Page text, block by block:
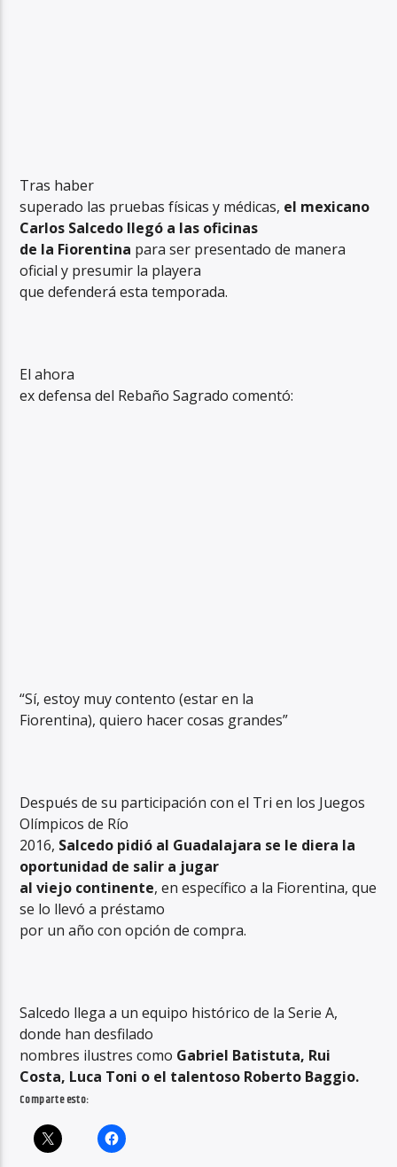
Tras haber
superado las pruebas físicas y médicas, el mexicano
Carlos Salcedo llegó a las oficinas
de la Fiorentina para ser presentado de manera
oficial y presumir la playera
que defenderá esta temporada.
El ahora
ex defensa del Rebaño Sagrado comentó:
“Sí, estoy muy contento (estar en la
Fiorentina), quiero hacer cosas grandes”
Después de su participación con el Tri en los Juegos
Olímpicos de Río
2016, Salcedo pidió al Guadalajara se le diera la
oportunidad de salir a jugar
al viejo continente, en específico a la Fiorentina, que
se lo llevó a préstamo
por un año con opción de compra.
Salcedo llega a un equipo histórico de la Serie A,
donde han desfilado
nombres ilustres como Gabriel Batistuta, Rui
Costa, Luca Toni o el talentoso Roberto Baggio.
Comparte esto: